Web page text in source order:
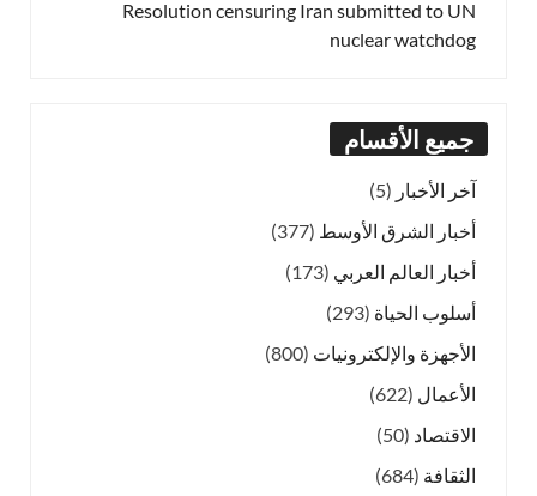
Resolution censuring Iran submitted to UN
nuclear watchdog
جميع الأقسام
آخر الأخبار (5)
أخبار الشرق الأوسط (377)
أخبار العالم العربي (173)
أسلوب الحياة (293)
الأجهزة والإلكترونيات (800)
الأعمال (622)
الاقتصاد (50)
الثقافة (684)